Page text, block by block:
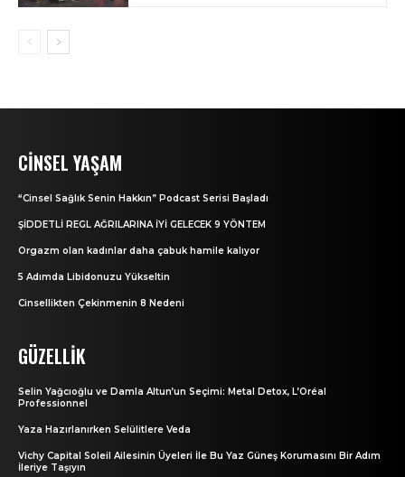
CINSEL YAŞAM
“Cinsel Sağlık Senin Hakkın” Podcast Serisi Başladı
ŞİDDETLİ REGL AĞRILARINA İYİ GELECEK 9 YÖNTEM
Orgazm olan kadınlar daha çabuk hamile kalıyor
5 Adımda Libidonuzu Yükseltin
Cinsellikten Çekinmenin 8 Nedeni
GÜZELLIK
Selin Yağcıoğlu ve Damla Altun’un Seçimi: Metal Detox, L’Oréal
Professionnel
Yaza Hazırlanırken Selülitlere Veda
Vichy Capital Soleil Ailesinin Üyeleri İle Bu Yaz Güneş Korumasını Bir Adım
İleriye Taşıyın